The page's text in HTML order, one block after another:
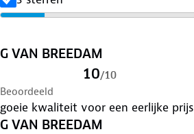
G VAN BREEDAM
10/10
Beoordeeld
goeie kwaliteit voor een eerlijke prijs
G VAN BREEDAM